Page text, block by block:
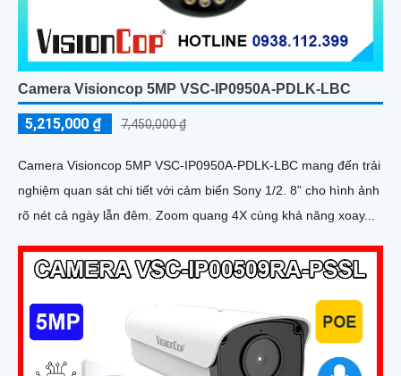
Camera Visioncop 5MP VSC-IP0950A-PDLK-LBC
5,215,000 ₫ 7,450,000 ₫
Camera Visioncop 5MP VSC-IP0950A-PDLK-LBC mang đến trải
nghiệm quan sát chi tiết với cảm biến Sony 1/2. 8” cho hình ảnh
rõ nét cả ngày lẫn đêm. Zoom quang 4X cùng khả năng xoay...